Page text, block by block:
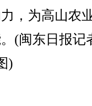
，为高山农
(闽东日报记
)